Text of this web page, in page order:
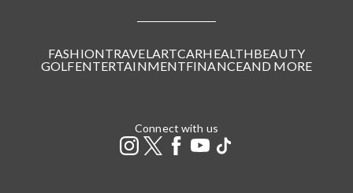
FASHIONTRAVELARTCARHEALTHBEAUTY
GOLFENTERTAINMENTFINANCEAND MORE
Connect with us